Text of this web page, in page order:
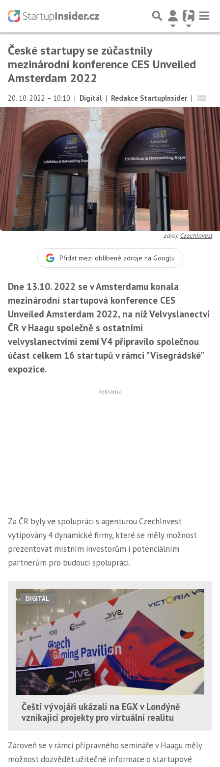
České startupy se zúčastnily
mezinárodní konference CES Unveiled
Amsterdam 2022
20. 10. 2022 – 10:10 | Digitál | Redakce StartupInsider |
zdroj:CzechInvest
Přidat mezi oblíbené zdroje na Googlu
Dne 13.10. 2022 se v Amsterdamu konala
mezinárodní startupová konference CES
Unveiled Amsterdam 2022, na níž Velvyslanectví
ČR v Haagu společně s ostatními
velvyslanectvími zemí V4 připravilo společnou
účast celkem 16 startupů v rámci "Visegrádské"
expozice.
Za ČR byly ve spolupráci s agenturou CzechInvest
vytipovány 4 dynamické firmy, které se měly možnost
prezentovat místním investorům i potenciálním
partnerům pro budoucí spolupráci.
DIGITÁL
Čeští vývojáři ukázali na EGX v Londýně
vznikající projekty pro virtuální realitu
Zároveň se v rámci přípravného semináře v Haagu měly
možnost dozvědět užitečné informace o startupové